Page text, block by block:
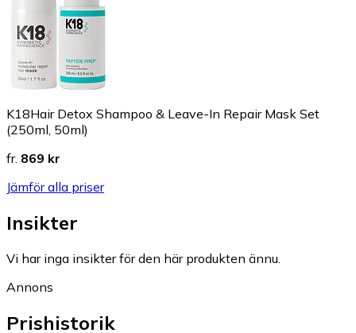
K18Hair Detox Shampoo & Leave-In Repair Mask Set
(250ml, 50ml)
fr. 869 kr
Jämför alla priser
Insikter
Vi har inga insikter för den här produkten ännu.
Annons
Prishistorik